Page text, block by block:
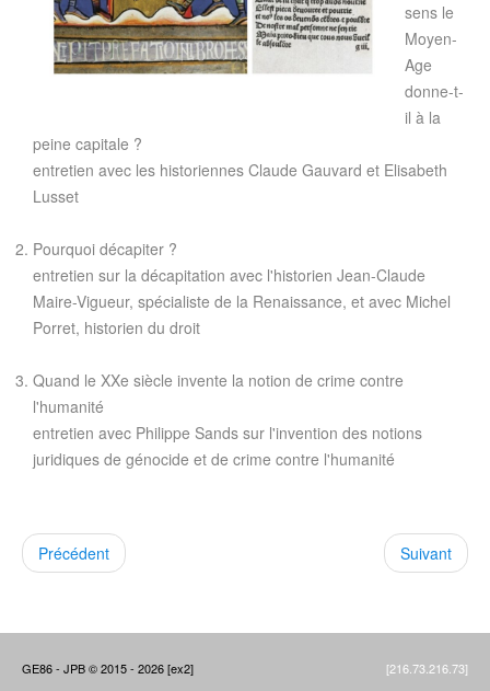
sens le
Moyen-
Age
donne-t-
il à la
peine capitale ?
entretien avec les historiennes Claude Gauvard et Elisabeth
Lusset
Pourquoi décapiter ?
entretien sur la décapitation avec l'historien Jean-Claude
Maire-Vigueur, spécialiste de la Renaissance, et avec Michel
Porret, historien du droit
Quand le XXe siècle invente la notion de crime contre
l'humanité
entretien avec Philippe Sands sur l'invention des notions
juridiques de génocide et de crime contre l'humanité
Précédent Suivant
GE86 - JPB © 2015 - 2026 [ex2] [216.73.216.73]